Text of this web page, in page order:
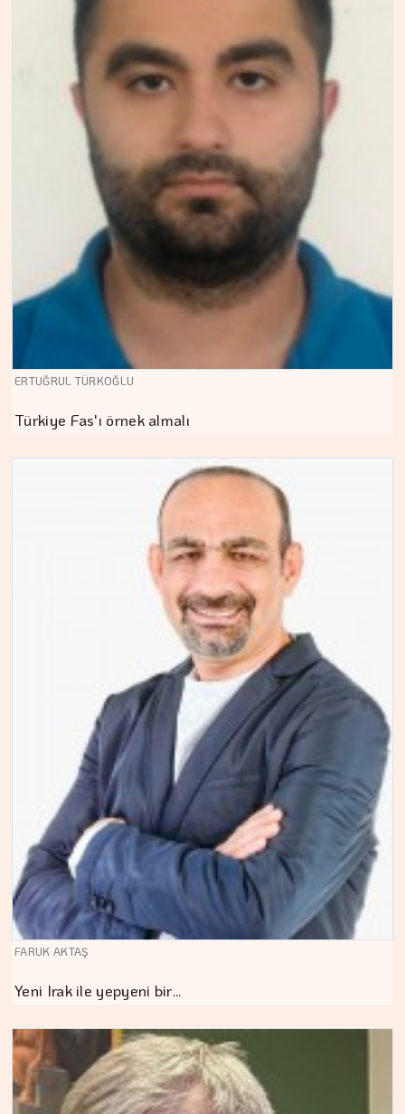
ERTUĞRUL TÜRKOĞLU
Türkiye Fas'ı örnek almalı
FARUK AKTAŞ
Yeni Irak ile yepyeni bir…